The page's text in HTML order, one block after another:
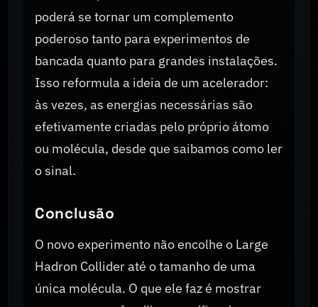
poderá se tornar um complemento
poderoso tanto para experimentos de
bancada quanto para grandes instalações.
Isso reformula a ideia de um acelerador:
às vezes, as energias necessárias são
efetivamente criadas pelo próprio átomo
ou molécula, desde que saibamos como ler
o sinal.
Conclusão
O novo experimento não encolhe o Large
Hadron Collider até o tamanho de uma
única molécula. O que ele faz é mostrar